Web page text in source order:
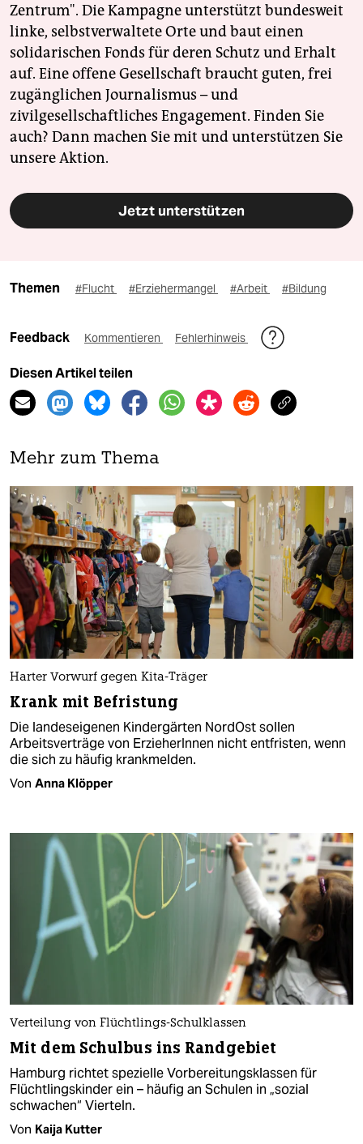
Zentrum". Die Kampagne unterstützt bundesweit
linke, selbstverwaltete Orte und baut einen
solidarischen Fonds für deren Schutz und Erhalt
auf. Eine offene Gesellschaft braucht guten, frei
zugänglichen Journalismus – und
zivilgesellschaftliches Engagement. Finden Sie
auch? Dann machen Sie mit und unterstützen Sie
unsere Aktion.
Jetzt unterstützen
Themen #Flucht #Erziehermangel #Arbeit #Bildung
Feedback Kommentieren Fehlerhinweis
Diesen Artikel teilen
Mehr zum Thema
Harter Vorwurf gegen Kita-Träger
Krank mit Befristung
Die landeseigenen Kindergärten NordOst sollen
Arbeitsver­trä­ge von Er­zie­he­rIn­nen nicht entfristen, wenn
die sich zu häufig krankmelden.
Von Anna Klöpper
Verteilung von Flüchtlings-Schulklassen
Mit dem Schulbus ins Randgebiet
Hamburg richtet spezielle Vorbereitungsklassen für
Flüchtlingskinder ein – häufig an Schulen in „sozial
schwachen“ Vierteln.
Von Kaija Kutter